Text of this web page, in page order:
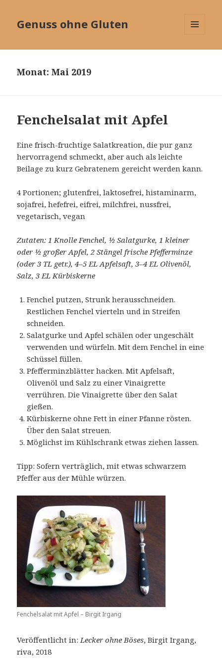
Genuss ohne Gluten
Monat:Mai 2019
Fenchelsalat mit Apfel
Eine frisch-fruchtige Salatkreation, die pur ganz
hervorragend schmeckt, aber auch als leichte
Beilage zu kurz Gebratenem gereicht werden kann.
4 Portionen; glutenfrei, laktosefrei, histaminarm,
sojafrei, hefefrei, eifrei, milchfrei, nussfrei,
vegetarisch, vegan
Zutaten: 1 Knolle Fenchel, ½ Salatgurke, 1 kleiner
oder ½ großer Apfel, 2 Stängel frische Pfefferminze
(oder 3 TL getr.), 4–5 EL Apfelsaft, 3–4 EL Olivenöl,
Salz, 3 EL Kürbiskerne
Fenchel putzen, Strunk herausschneiden.
Restlichen Fenchel vierteln und in Streifen
schneiden.
Salatgurke und Apfel schälen oder ungeschält
verwenden und würfeln. Mit dem Fenchel in eine
Schüssel füllen.
Pfefferminzblätter hacken. Mit Apfelsaft,
Olivenöl und Salz zu einer Vinaigrette
verrühren. Die Vinaigrette über den Salat
gießen.
Kürbiskerne ohne Fett in einer Pfanne rösten.
Über den Salat streuen.
Möglichst im Kühlschrank etwas ziehen lassen.
Tipp: Sofern verträglich, mit etwas schwarzem
Pfeffer aus der Mühle würzen.
Fenchelsalat mit Apfel – Birgit Irgang
Veröffentlicht in:Lecker ohne Böses, Birgit Irgang,
riva, 2018